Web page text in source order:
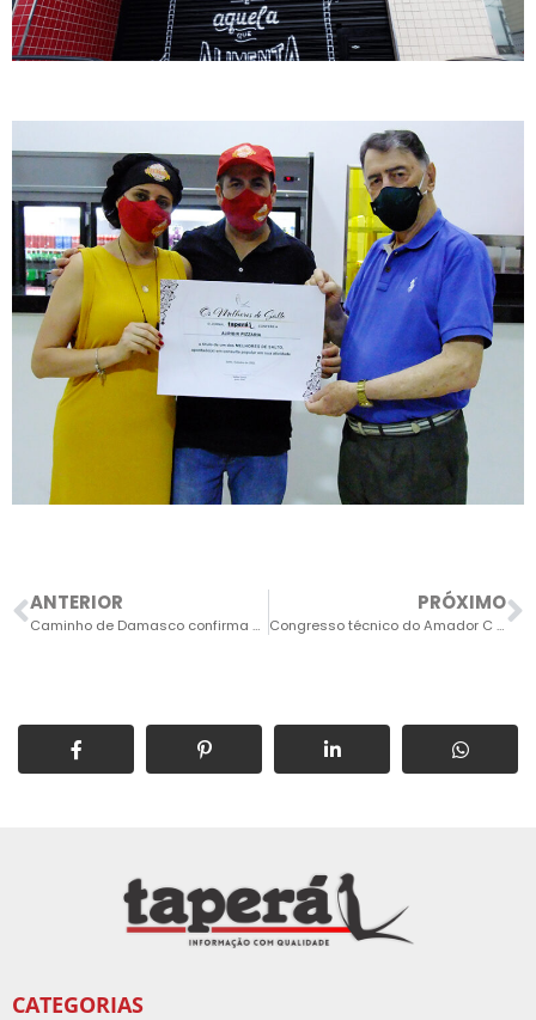
ANTERIOR
Caminho de Damasco confirma que vai negociar débitos trabalhistas
PRÓXIMO
Congresso técnico do Amador C 2022 será na 5ª feira, dia 4
CATEGORIAS